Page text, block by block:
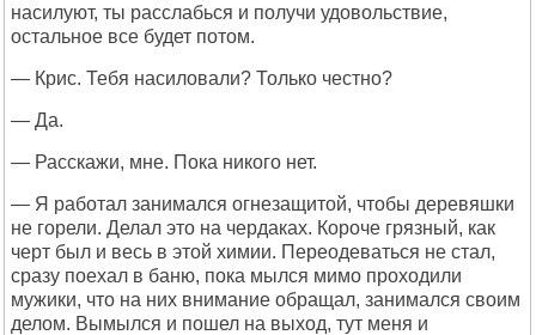
насилуют, ты расслабься и получи удовольствие,
остальное все будет потом.
— Крис. Тебя насиловали? Только честно?
— Да.
— Расскажи, мне. Пока никого нет.
— Я работал занимался огнезащитой, чтобы деревяшки
не горели. Делал это на чердаках. Короче грязный, как
черт был и весь в этой химии. Переодеваться не стал,
сразу поехал в баню, пока мылся мимо проходили
мужики, что на них внимание обращал, занимался своим
делом. Вымылся и пошел на выход, тут меня и